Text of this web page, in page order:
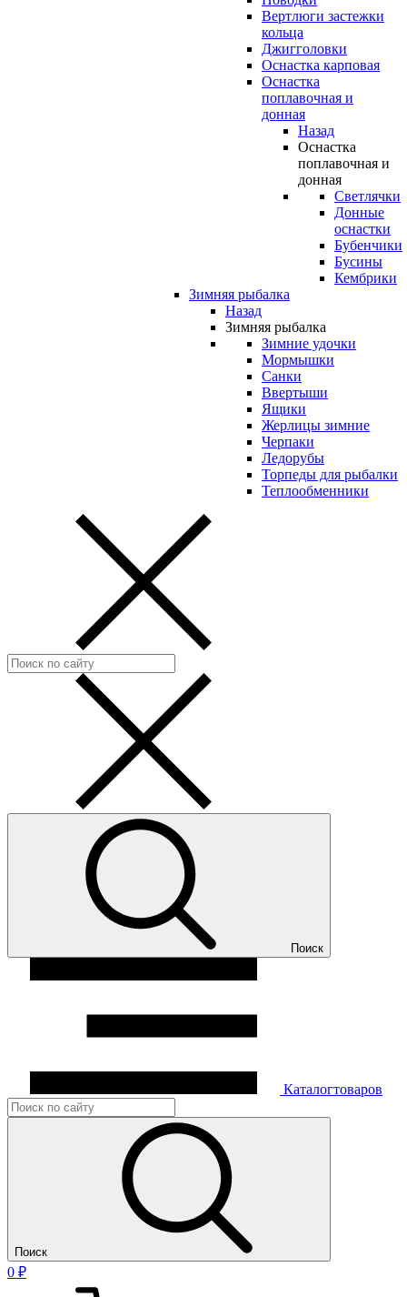
Вертлюги застежки
кольца
Джигголовки
Оснастка карповая
Оснастка
поплавочная и
донная
Назад
Оснастка
поплавочная и
донная
Светлячки
Донные
оснастки
Бубенчики
Бусины
Кембрики
Зимняя рыбалка
Назад
Зимняя рыбалка
Зимние удочки
Мормышки
Санки
Ввертыши
Ящики
Жерлицы зимние
Черпаки
Ледорубы
Торпеды для рыбалки
Теплообменники
Поиск
Каталогтоваров
Поиск
0 ₽